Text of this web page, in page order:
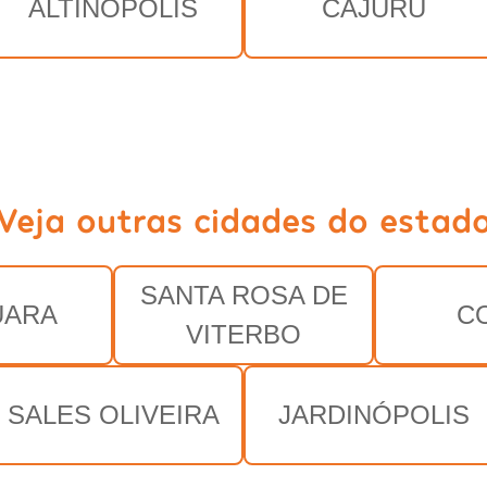
ALTINÓPOLIS CAJURU
outras cidades do
SANTA ROSA DE
VITERBO
SALES OLIVEIRA JARDINÓPOLIS